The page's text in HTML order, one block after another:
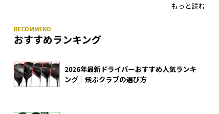
もっと読む
おすすめランキング
2026年最新ドライバーおすすめ人気ランキ
ング｜飛ぶクラブの選び方